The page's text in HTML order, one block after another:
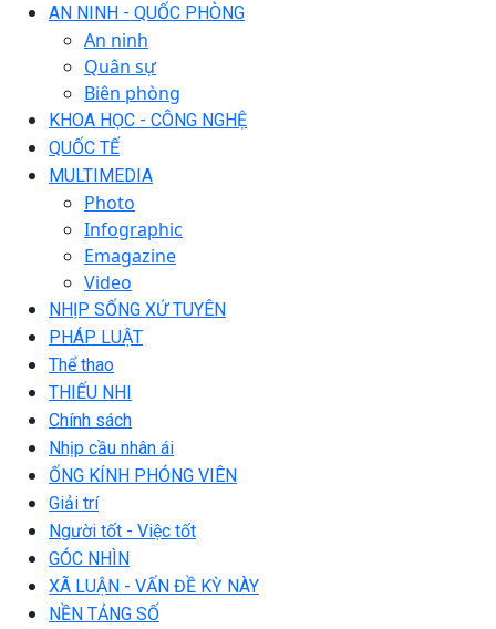
AN NINH - QUỐC PHÒNG
An ninh
Quân sự
Biên phòng
KHOA HỌC - CÔNG NGHỆ
QUỐC TẾ
MULTIMEDIA
Photo
Infographic
Emagazine
Video
NHỊP SỐNG XỨ TUYÊN
PHÁP LUẬT
Thể thao
THIẾU NHI
Chính sách
Nhịp cầu nhân ái
ỐNG KÍNH PHÓNG VIÊN
Giải trí
Người tốt - Việc tốt
GÓC NHÌN
XÃ LUẬN - VẤN ĐỀ KỲ NÀY
NỀN TẢNG SỐ